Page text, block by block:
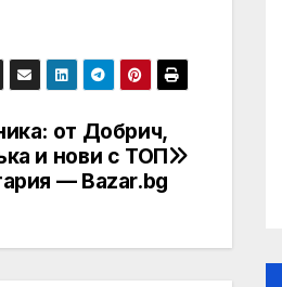
от Добрич,
и нови с ТОП
— Bazar.bg